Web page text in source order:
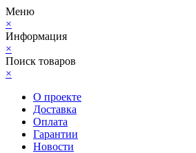
Меню
×
Информация
×
Поиск товаров
×
О проекте
Доставка
Оплата
Гарантии
Новости